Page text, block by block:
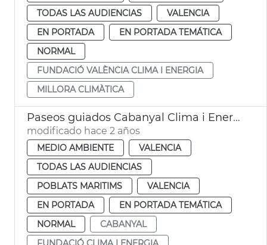
TODAS LAS AUDIENCIAS
VALENCIA
EN PORTADA
EN PORTADA TEMÁTICA
NORMAL
FUNDACIÓ VALÈNCIA CLIMA I ENERGIA
MILLORA CLIMÀTICA
Paseos guiados Cabanyal Clima i Energia
modificado hace 2 años
MEDIO AMBIENTE
VALENCIA
TODAS LAS AUDIENCIAS
POBLATS MARITIMS
VALENCIA
EN PORTADA
EN PORTADA TEMÁTICA
NORMAL
CABANYAL